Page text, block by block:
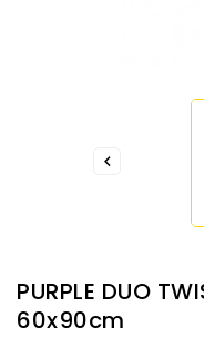

PURPLE DUO
60x90cm